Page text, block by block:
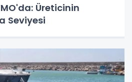
Üreticinin
Seviyesi